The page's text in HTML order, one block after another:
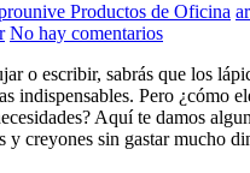
Productos de Oficina
No hay comentarios
o escribir, sabrás que los
indispensables. Pero ¿cómo
Aquí te damos
y creyones sin gastar mucho